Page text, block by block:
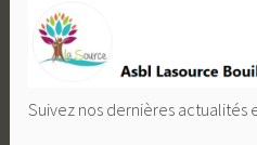
Suivez nos dernières actualités